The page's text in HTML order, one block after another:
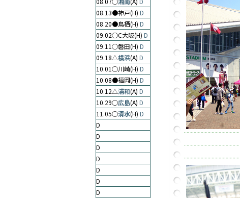
08.13●神戸(H) D
08.20●鳥栖(H) D
09.02○C大阪(H) D
09.11○磐田(H) D
09.18△横浜(A) D
10.01○川崎(H) D
10.08●福岡(H) D
10.12△浦和(A) D
10.29○広島(A) D
11.05○清水(H) D
D
D
D
D
D
D
D